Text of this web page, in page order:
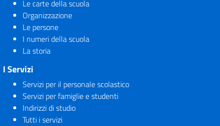
Le carte della scuola
Organizzazione
Le persone
I numeri della scuola
La storia
I Servizi
Servizi per il personale scolastico
Servizi per famiglie e studenti
Indirizzi di studio
Tutti i servizi